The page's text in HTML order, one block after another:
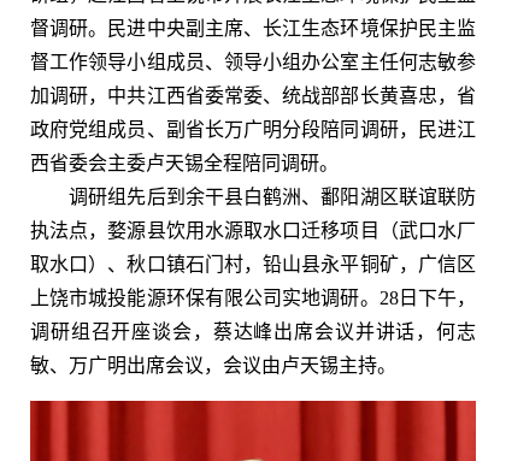
督调研。民进中央副主席、长江生态环境保护民主监
督工作领导小组成员、领导小组办公室主任何志敏参
加调研，中共江西省委常委、统战部部长黄喜忠，省
政府党组成员、副省长万广明分段陪同调研，民进江
西省委会主委卢天锡全程陪同调研。
调研组先后到余干县白鹤洲、鄱阳湖区联谊联防
执法点，婺源县饮用水源取水口迁移项目（武口水厂
取水口）、秋口镇石门村，铅山县永平铜矿，广信区
上饶市城投能源环保有限公司实地调研。28日下午，
调研组召开座谈会，蔡达峰出席会议并讲话，何志
敏、万广明出席会议，会议由卢天锡主持。